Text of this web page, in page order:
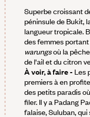
Superbe croissant
péninsule de Bukit,
langueur tropicale.
des femmes
warungsoù la
de l'ail et du citron
À voir, à faire - Les
premiers à en
des petits paradis
filer. Il y a Padang
falaise, Suluban,